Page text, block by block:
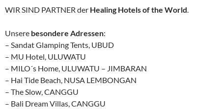
WIR SIND PARTNER der Healing Hotels of the World.
Unsere besondere Adressen:
– Sandat Glamping Tents, UBUD
– MU Hotel, ULUWATU
– MILO´s Home, ULUWATU – JIMBARAN
– Hai Tide Beach, NUSA LEMBONGAN
– The Slow, CANGGU
– Bali Dream Villas, CANGGU